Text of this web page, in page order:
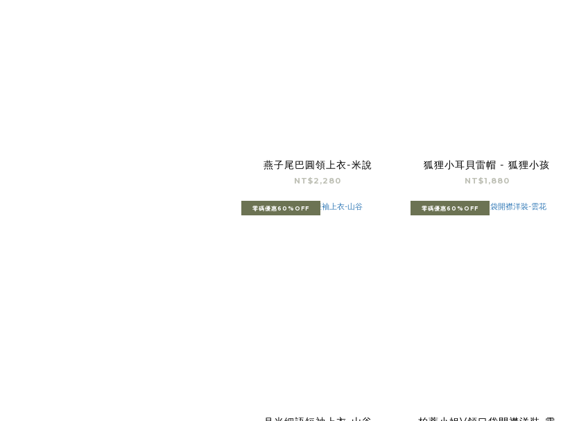
燕子尾巴圓領上衣-米說
NT$2,280
狐狸小耳貝雷帽 - 狐狸小孩
NT$1,880
零碼優惠60%OFF 零碼優惠60%OFF